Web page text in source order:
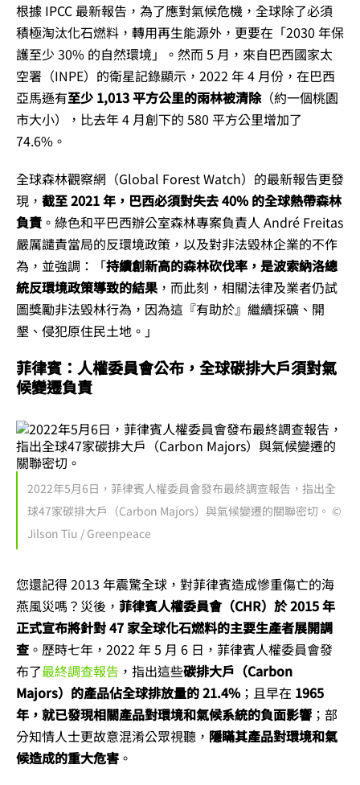
根據 IPCC 最新報告，為了應對氣候危機，全球除了必須
積極淘汰化石燃料，轉用再生能源外，更要在「2030 年保
護至少 30% 的自然環境」。然而 5 月，來自巴西國家太
空署（INPE）的衛星記錄顯示，2022 年 4 月份，在巴西
亞馬遜有至少 1,013 平方公里的雨林被清除（約一個桃園
市大小），比去年 4 月創下的 580 平方公里增加了
74.6%。
全球森林觀察網（Global Forest Watch）的最新報告更發
現， 截至 2021 年，巴西必須對失去 40% 的全球熱帶森林
負責 。綠色和平巴西辦公室森林專案負責人 André Freitas
嚴厲譴責當局的反環境政策，以及對非法毀林企業的不作
為，並強調：「持續創新高的森林砍伐率，是波索納洛總
統反環境政策導致的結果，而此刻，相關法律及業者仍試
圖獎勵非法毀林行為，因為這『有助於』繼續採礦、開
墾、侵犯原住民土地。」
菲律賓：人權委員會公布，全球碳排大戶須對氣
候變遷負責
2022年5月6日，菲律賓人權委員會發布最終調查報告，指出全
球47家碳排大戶（Carbon Majors）與氣候變遷的關聯密切。 ©
Jilson Tiu / Greenpeace
您還記得 2013 年震驚全球，對菲律賓造成慘重傷亡的海
燕風災嗎？災後， 菲律賓人權委員會（CHR）於 2015 年
正式宣布將針對 47 家全球化石燃料的主要生產者展開調
查 。歷時七年，2022 年 5 月 6 日，菲律賓人權委員會發
布了最終調查報告 ，指出這些碳排大戶（Carbon
Majors）的產品佔全球排放量的 21.4% ；且早在 1965
年，就已發現相關產品對環境和氣候系統的負面影響 ；部
分知情人士更故意混淆公眾視聽， 隱瞞其產品對環境和氣
候造成的重大危害 。